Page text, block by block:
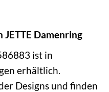
Damenring
ist in
erhältlich.
Designs und finden